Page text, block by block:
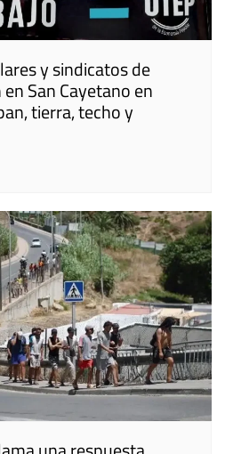
y sindicatos de
San Cayetano en
tierra, techo y